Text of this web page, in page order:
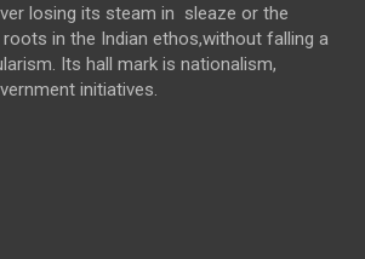
losing its steam in sleaze or the
in the Indian ethos,without falling a
Its hall mark is nationalism,
initiatives.